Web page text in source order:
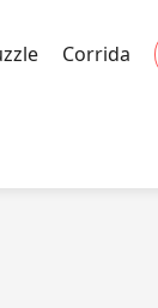
Corrida